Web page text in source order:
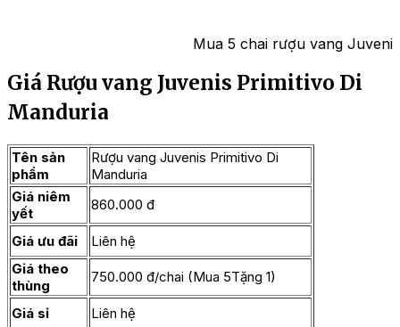
Mua 5 chai rượu vang
Giá Rượu vang Juvenis Primitivo Di
Manduria
Tên sản
phẩm
Rượu vang Juvenis Primitivo Di
Manduria
Giá niêm
yết
860.000 đ
Giá ưu đãi
Liên hệ
Giá theo
thùng
750.000 đ/chai (Mua 5Tặng 1)
Giá sỉ Liên hệ